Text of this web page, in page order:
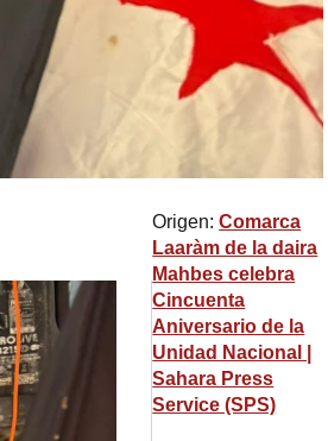
Origen:Comarca
Laaràm de la daira
Mahbes celebra
Cincuenta
Aniversario de la
Unidad Nacional |
Sahara Press
Service (SPS)